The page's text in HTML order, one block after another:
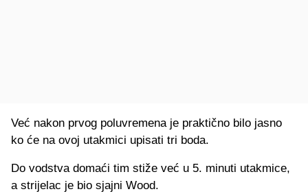
Već nakon prvog poluvremena je praktično bilo jasno
ko će na ovoj utakmici upisati tri boda.
Do vodstva domaći tim stiže već u 5. minuti utakmice,
a strijelac je bio sjajni Wood.